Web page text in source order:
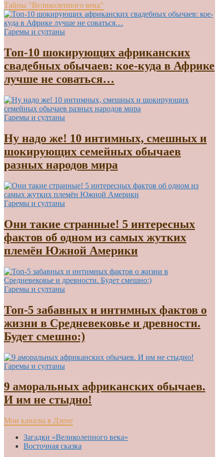
Тайны "Великолепного века"
Гаремы и султаны
Топ-10 шокирующих африканских
свадебных обычаев: кое-куда в Африке
лучше не соваться…
Гаремы и султаны
Ну надо же! 10 интимных, смешных и
шокирующих семейных обычаев
разных народов мира
Гаремы и султаны
Они такие странные! 5 интересных
фактов об одном из самых жутких
племён Южной Америки
Гаремы и султаны
Топ-5 забавных и интимных фактов о
жизни в Средневековье и древности.
Будет смешно:)
Гаремы и султаны
9 аморальных африканских обычаев.
И им не стыдно!
Мои каналы в Дзене
Загадки «Великолепного века»
Восточная сказка